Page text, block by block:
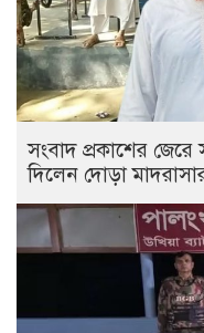
সংবাদ প্রকাশের
দিলেন দোড়া